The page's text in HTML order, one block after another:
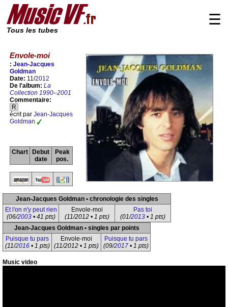
Tous les tubes
☰
Envole-moi
: Jean-Jacques
Goldman
Date: 11/2012
De l'album: La
Collection 1990–2001
Commentaire:
R
écrit par Jean-Jacques
Goldman
Chart
Debut
date
Peak
pos.
Jean-Jacques Goldman • chronologie des singles
Et l'on n'y peut rien
(06/2003• 41 pts)
Envole-moi
(11/2012 • 1 pts)
Pas toi
(01/2013 • 1 pts)
Jean-Jacques Goldman • singles par points
Puisque tu pars
(11/2016• 1 pts)
Envole-moi
(11/2012 • 1 pts)
Puisque tu pars
(09/2017• 1 pts)
Music video